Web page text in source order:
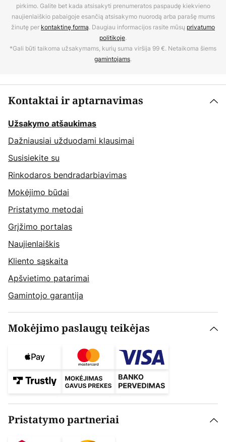
pirkimo. Galite bet kada atsisakyti prenumeratos paspaudę kiekvieno
naujienlaiškio pabaigoje esančią atsisakymo nuorodą arba parašę mums
žinutę per kontaktinę formą. Daugiau informacijos rasite mūsų privatumo
politikoje.
*Gali būti taikoma užsakymams, kurių suma viršija 99 €. Netaikoma šiems
gamintojams.
Kontaktai ir aptarnavimas
Užsakymo atšaukimas
Dažniausiai užduodami klausimai
Susisiekite su
Rinkodaros bendradarbiavimas
Mokėjimo būdai
Pristatymo metodai
Grįžimo portalas
Naujienlaiškis
Kliento sąskaita
Apšvietimo patarimai
Gamintojo garantija
Mokėjimo paslaugų teikėjas
Pristatymo partneriai